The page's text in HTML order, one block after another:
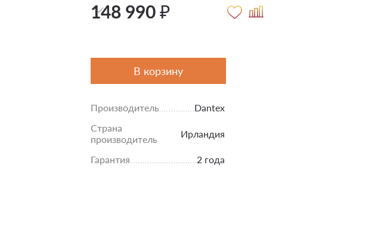
148 990 ₽
В корзину
Производитель
Dantex
Страна
производитель
Ирландия
Гарантия 2 года